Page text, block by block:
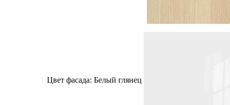
Цвет фасада: Белый глянец